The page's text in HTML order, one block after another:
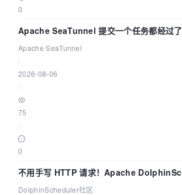
0
Apache SeaTunnel 提交一个任务都经过了
Apache SeaTunnel
2026-08-06
75
0
不用手写 HTTP 请求！Apache
dsctl 两分钟上手
DolphinScheduler社区